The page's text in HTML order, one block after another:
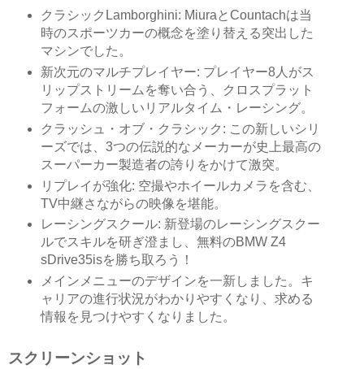
クラシックLamborghini: MiuraとCountachは当
時のスポーツカーの概念を塗り替える突出した
マシンでした。
新次元のマルチプレイヤー: プレイヤー8人がス
リップストリームを奪い合う、クロスプラット
フォームの激しいリアルタイム・レーシング。
クラッシュ・オブ・クラシック: この新しいシリ
ーズでは、3つの伝説的なメーカーが史上最高の
スーパーカー製造者の誇りをかけて激突。
リプレイが強化: 空撮やホイールカメラを含む、
TV中継さながらの映像を堪能。
レーシングスクール: 新登場のレーシングスクー
ルでスキルを研ぎ澄まし、無料のBMW Z4
sDrive35isを勝ち取ろう！
メインメニューのデザインを一新しました。キ
ャリアの進行状況がわかりやすくなり、求める
情報を見つけやすくなりました。
スクリーンショット